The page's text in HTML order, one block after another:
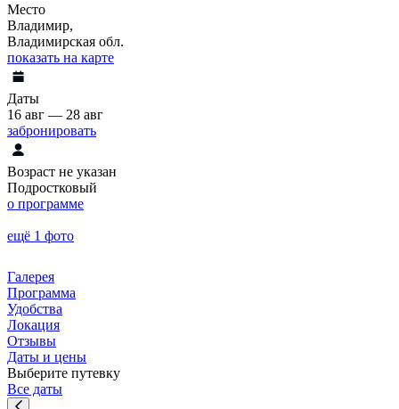
Место
Владимир,
Владимирская обл.
показать на карте
Даты
16 авг — 28 авг
забронировать
Возраст не указан
Подростковый
о программе
ещё 1 фото
Галерея
Программа
Удобства
Локация
Отзывы
Даты и цены
Выберите путевку
Все даты